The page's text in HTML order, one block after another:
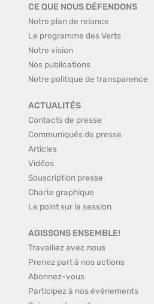
CE QUE NOUS DÉFENDONS
Notre plan de relance
Le programme des Verts
Notre vision
Nos publications
Notre politique de transparence
ACTUALITÉS
Contacts de presse
Communiqués de presse
Articles
Vidéos
Souscription presse
Charte graphique
Le point sur la session
AGISSONS ENSEMBLE!
Travaillez avec nous
Prenez part à nos actions
Abonnez-vous
Participez à nos événements